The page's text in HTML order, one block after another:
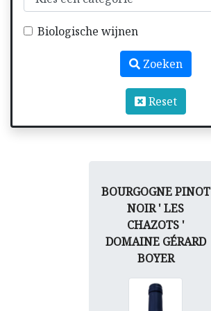
Biologische wijnen
Zoeken
Reset
BOURGOGNE PINOT
NOIR ' LES
CHAZOTS '
DOMAINE GÉRARD
BOYER